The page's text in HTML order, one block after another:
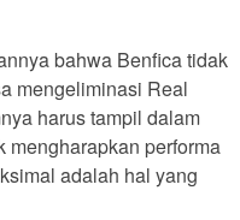
bahwa Benfica tidak
mengeliminasi Real
harus tampil dalam
mengharapkan performa
adalah hal yang